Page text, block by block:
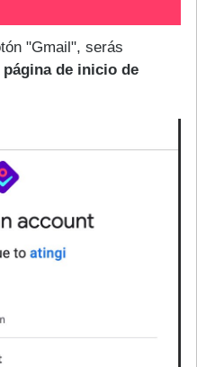
"Gmail", serás
página de inicio de